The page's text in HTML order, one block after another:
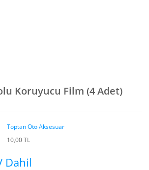
Koruyucu Film (4 Adet)
Toptan Oto Aksesuar
10,00 TL
Dahil